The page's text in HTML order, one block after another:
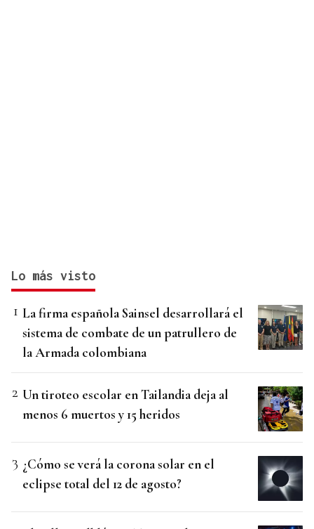
Lo más visto
La firma española Sainsel desarrollará el
sistema de combate de un patrullero de
la Armada colombiana
Un tiroteo escolar en Tailandia deja al
menos 6 muertos y 15 heridos
¿Cómo se verá la corona solar en el
eclipse total del 12 de agosto?